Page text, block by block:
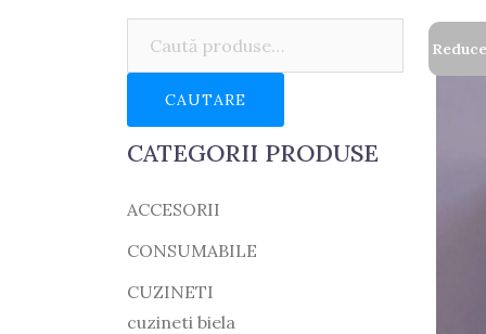
CAUTARE
CATEGORII PRODUSE
ACCESORII
CONSUMABILE
CUZINETI
cuzineti biela